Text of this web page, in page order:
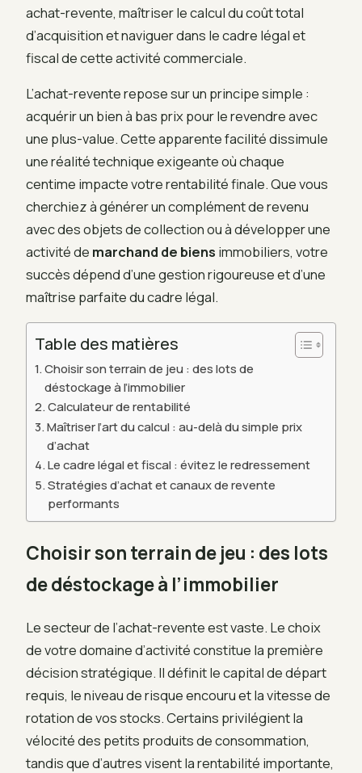
achat-revente, maîtriser le calcul du coût total
d’acquisition et naviguer dans le cadre légal et
fiscal de cette activité commerciale.
L’achat-revente repose sur un principe simple :
acquérir un bien à bas prix pour le revendre avec
une plus-value. Cette apparente facilité dissimule
une réalité technique exigeante où chaque
centime impacte votre rentabilité finale. Que vous
cherchiez à générer un complément de revenu
avec des objets de collection ou à développer une
activité de marchand de biens immobiliers, votre
succès dépend d’une gestion rigoureuse et d’une
maîtrise parfaite du cadre légal.
Table des matières
Choisir son terrain de jeu : des lots de
déstockage à l’immobilier
Calculateur de rentabilité
Maîtriser l’art du calcul : au-delà du simple prix
d’achat
Le cadre légal et fiscal : évitez le redressement
Stratégies d’achat et canaux de revente
performants
Choisir son terrain de jeu : des lots
de déstockage à l’immobilier
Le secteur de l’achat-revente est vaste. Le choix
de votre domaine d’activité constitue la première
décision stratégique. Il définit le capital de départ
requis, le niveau de risque encouru et la vitesse de
rotation de vos stocks. Certains privilégient la
vélocité des petits produits de consommation,
tandis que d’autres visent la rentabilité importante,